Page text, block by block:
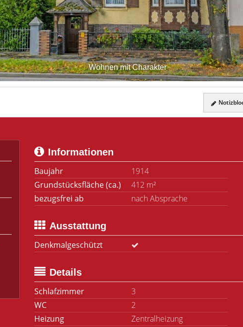
Wohnen mit Charakter
Informationen
Baujahr
1914
Grundstücksfläche (ca.)
412 m²
bezugsfrei ab
nach Absprache
Ausstattung
Denkmalgeschützt
Details
Schlafzimmer
3
WC
2
Heizung
Zentralheizung